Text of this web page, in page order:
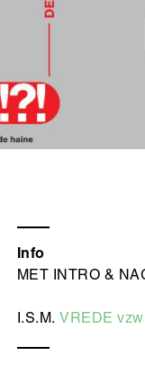
Info
MET INTRO &
I.S.M. VREDE